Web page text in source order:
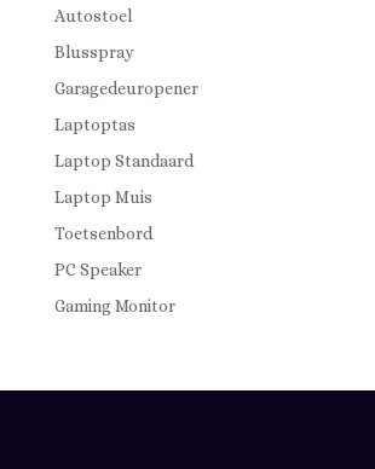
Autostoel
Blusspray
Garagedeuropener
Laptoptas
Laptop Standaard
Laptop Muis
Toetsenbord
PC Speaker
Gaming Monitor